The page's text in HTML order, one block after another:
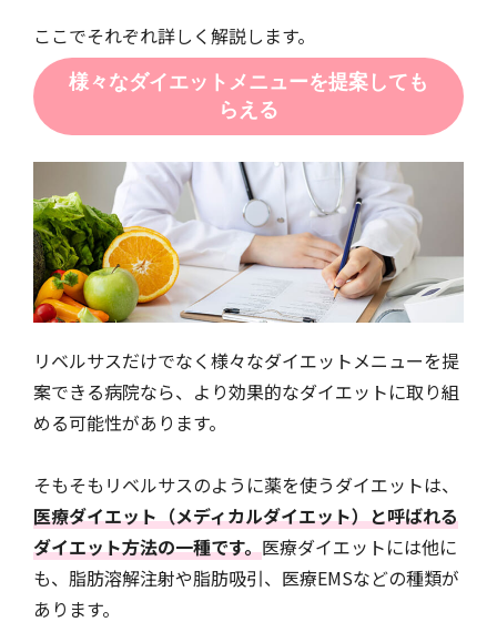
ここでそれぞれ詳しく解説します。
様々なダイエットメニューを提案しても
らえる
リベルサスだけでなく様々なダイエットメニューを提
案できる病院なら、より効果的なダイエットに取り組
める可能性があります。
そもそもリベルサスのように薬を使うダイエットは、
医療ダイエット（メディカルダイエット）と呼ばれる
ダイエット方法の一種です。医療ダイエットには他に
も、脂肪溶解注射や脂肪吸引、医療EMSなどの種類が
あります。